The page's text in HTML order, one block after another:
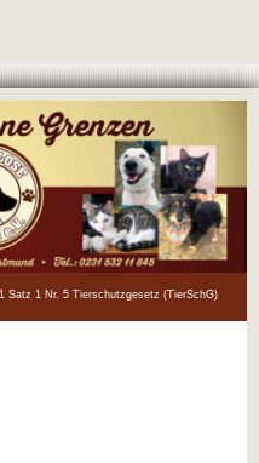
1 Nr. 5 Tierschutzgesetz (TierSchG)